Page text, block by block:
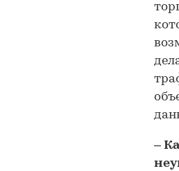
–